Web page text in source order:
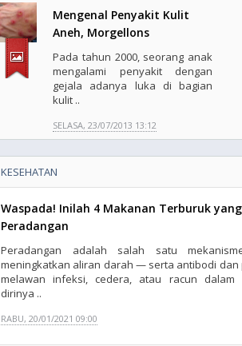
Mengenal Penyakit Kulit
Aneh, Morgellons
Pada tahun 2000, seorang anak
mengalami penyakit dengan
gejala adanya luka di bagian
kulit ..
SELASA, 23/07/2013 13:12
KESEHATAN
Waspada! Inilah 4 Makanan Terburuk
Peradangan
Peradangan adalah salah satu
meningkatkan aliran darah — serta antibodi
melawan infeksi, cedera, atau racun dalam
dirinya ..
RABU, 20/01/2021 09:00